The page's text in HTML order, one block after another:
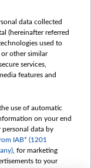
data collected
(hereinafter referred
used to
or other similar
services,
features and
use of automatic
on your end
personal data by
IAB* (1201
, for marketing
to your